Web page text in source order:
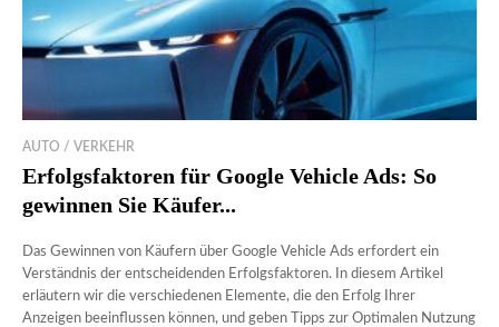
AUTO / VERKEHR
Erfolgsfaktoren für Google Vehicle Ads: So
gewinnen Sie Käufer...
Das Gewinnen von Käufern über Google Vehicle Ads erfordert ein
Verständnis der entscheidenden Erfolgsfaktoren. In diesem Artikel
erläutern wir die verschiedenen Elemente, die den Erfolg Ihrer
Anzeigen beeinflussen können, und geben Tipps zur Optimalen Nutzung